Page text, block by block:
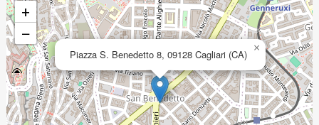
Piazza S. Benedetto 8, 09128 Cagliari (CA) ×
+
−